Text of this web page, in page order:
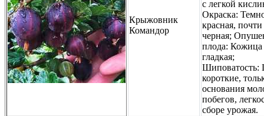
Крыжовник
Командор
с легкой
Окраска:
красная, почти
черная;
плода: Кожица
гладкая;
короткие,
основания
побегов,
сборе урожая.